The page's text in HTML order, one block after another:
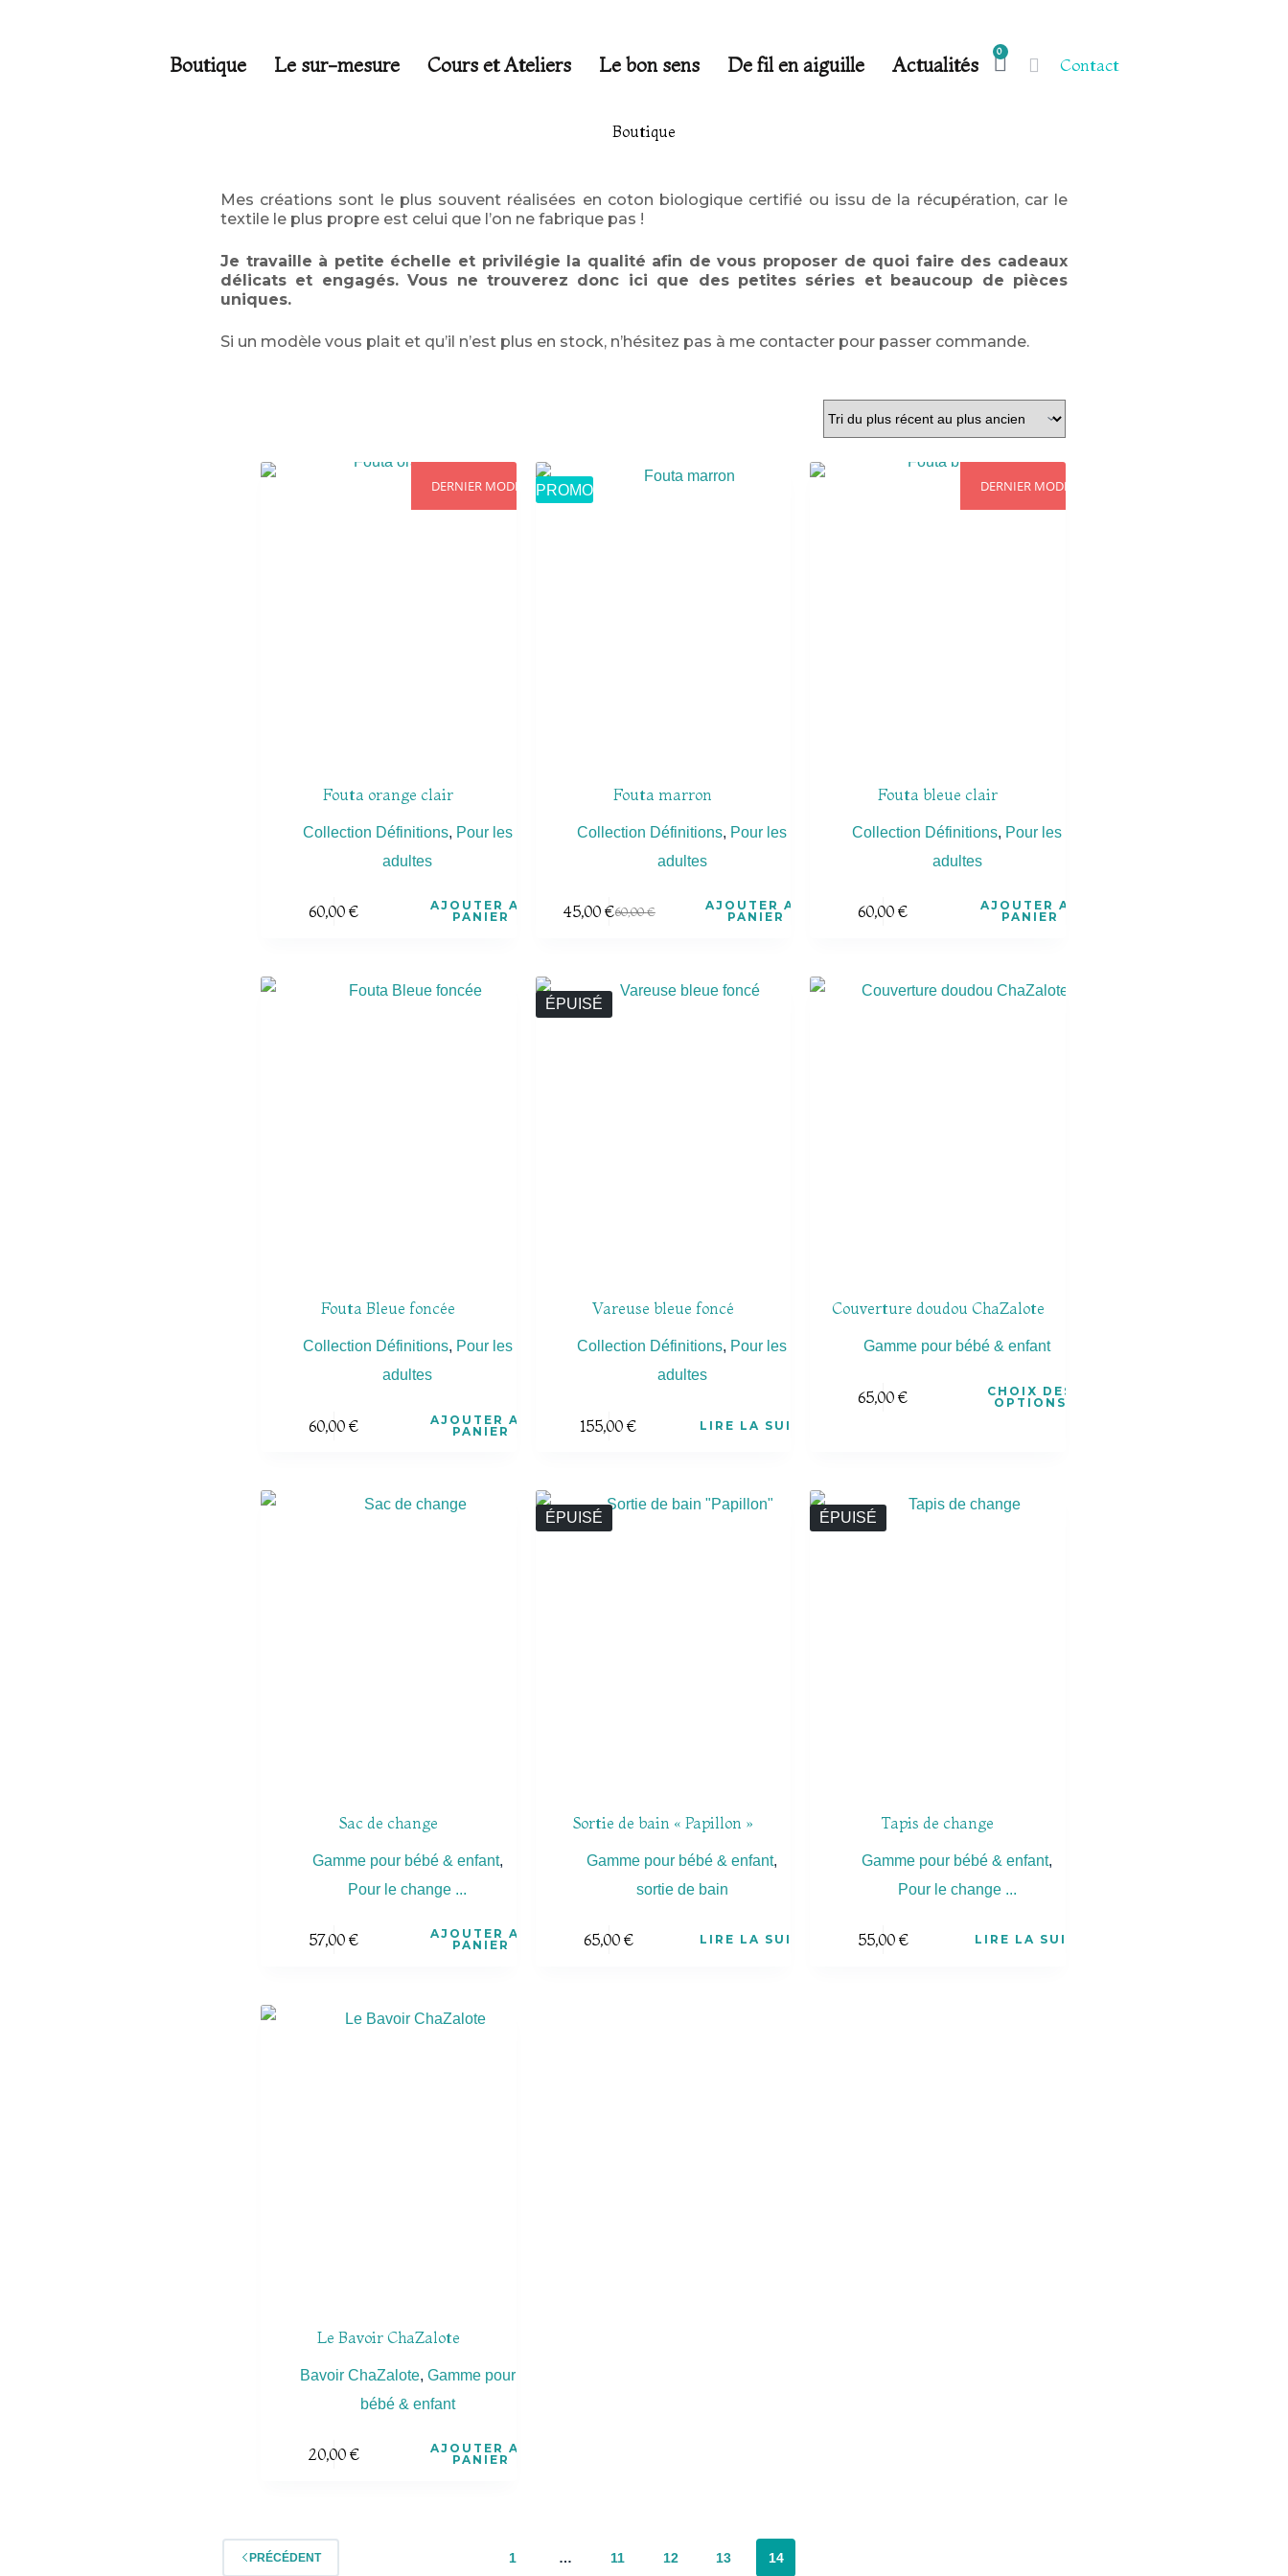
Boutique Le sur-mesure Cours et Ateliers Le bon sens De fil en aiguille Actualités
0
Contact
Boutique
Mes créations sont le plus souvent réalisées en coton biologique certifié ou issu de la récupération, car le
textile le plus propre est celui que l’on ne fabrique pas !
Je travaille à petite échelle et privilégie la qualité afin de vous proposer de quoi faire des cadeaux
délicats et engagés. Vous ne trouverez donc ici que des petites séries et beaucoup de pièces
uniques.
Si un modèle vous plait et qu’il n’est plus en stock, n’hésitez pas à me contacter pour passer commande.
DERNIER MODÈLE
Fouta orange clair
Collection Définitions, Pour les
adultes
60,00€
AJOUTER AU
PANIER
PROMO
Fouta marron
Collection Définitions, Pour les
adultes
60,00€
45,00 €
AJOUTER AU
PANIER
DERNIER MODÈLE
Fouta bleue clair
Collection Définitions, Pour les
adultes
60,00€
AJOUTER AU
PANIER
Fouta Bleue foncée
Collection Définitions, Pour les
adultes
60,00€
AJOUTER AU
PANIER
ÉPUISÉ
Vareuse bleue foncé
Collection Définitions, Pour les
adultes
155,00€ LIRE LA SUITE
Couverture doudou ChaZalote
Gamme pour bébé & enfant
65,00€
CHOIX DES
OPTIONS
Sac de change
Gamme pour bébé & enfant,
Pour le change ...
57,00€
AJOUTER AU
PANIER
ÉPUISÉ
Sortie de bain « Papillon »
Gamme pour bébé & enfant,
sortie de bain
65,00 € LIRE LA SUITE
ÉPUISÉ
Tapis de change
Gamme pour bébé & enfant,
Pour le change ...
55,00 € LIRE LA SUITE
Le Bavoir ChaZalote
Bavoir ChaZalote, Gamme pour
bébé & enfant
20,00€
AJOUTER AU
PANIER
PRÉCÉDENT 1 … 11 12 13 14